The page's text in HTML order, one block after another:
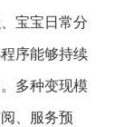
宝宝日常分
序能够持续
多种变现模
、服务预